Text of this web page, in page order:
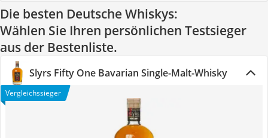
Die besten Deutsche Whiskys:
Wählen Sie Ihren persönlichen Testsieger
aus der Bestenliste.
Slyrs Fifty One Bavarian Single-Malt-Whisky
Vergleichssieger